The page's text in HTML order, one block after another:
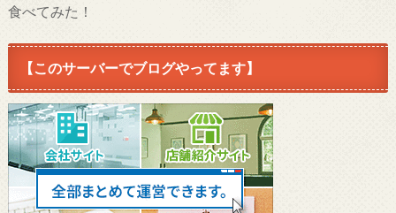
食べてみた！
【このサーバーでブログやってます】